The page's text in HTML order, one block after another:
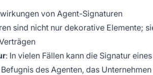
von Agent-Signaturen
sind nicht nur dekorative Elemente;
: In vielen Fällen kann die Signatur
des Agenten, das